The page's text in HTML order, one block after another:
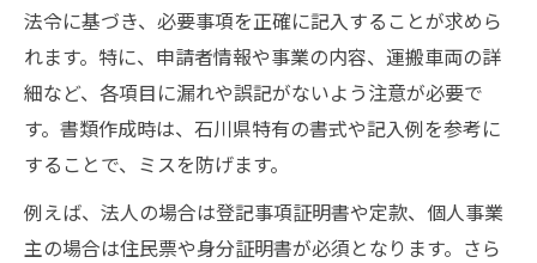
法令に基づき、必要事項を正確に記入することが求めら
れます。特に、申請者情報や事業の内容、運搬車両の詳
細など、各項目に漏れや誤記がないよう注意が必要で
す。書類作成時は、石川県特有の書式や記入例を参考に
することで、ミスを防げます。
例えば、法人の場合は登記事項証明書や定款、個人事業
主の場合は住民票や身分証明書が必須となります。さら